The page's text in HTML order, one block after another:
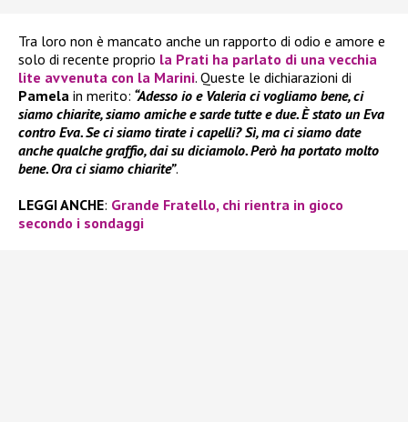
Tra loro non è mancato anche un rapporto di odio e amore e
solo di recente proprio la Prati ha parlato di una vecchia
lite avvenuta con la Marini. Queste le dichiarazioni di
Pamela in merito: “Adesso io e Valeria ci vogliamo bene, ci
siamo chiarite, siamo amiche e sarde tutte e due. È stato un Eva
contro Eva. Se ci siamo tirate i capelli? Sì, ma ci siamo date
anche qualche graffio, dai su diciamolo. Però ha portato molto
bene. Ora ci siamo chiarite”.
LEGGI ANCHE: Grande Fratello, chi rientra in gioco
secondo i sondaggi